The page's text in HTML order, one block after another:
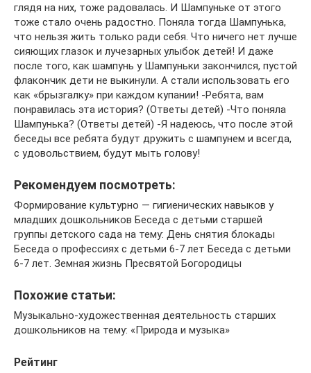
глядя на них, тоже радовалась. И Шампуньке от этого
тоже стало очень радостно. Поняла тогда Шампунька,
что нельзя жить только ради себя. Что ничего нет лучше
сияющих глазок и лучезарных улыбок детей! И даже
после того, как шампунь у Шампуньки закончился, пустой
флакончик дети не выкинули. А стали использовать его
как «брызгалку» при каждом купании! -Ребята, вам
понравилась эта история? (Ответы детей) -Что поняла
Шампунька? (Ответы детей) -Я надеюсь, что после этой
беседы все ребята будут дружить с шампунем и всегда,
с удовольствием, будут мыть голову!
Рекомендуем посмотреть:
Формирование культурно — гигиенических навыков у
младших дошкольников Беседа с детьми старшей
группы детского сада на тему: День снятия блокады
Беседа о профессиях с детьми 6-7 лет Беседа с детьми
6-7 лет. Земная жизнь Пресвятой Богородицы
Похожие статьи:
Музыкально-художественная деятельность старших
дошкольников на тему: «Природа и музыка»
Рейтинг